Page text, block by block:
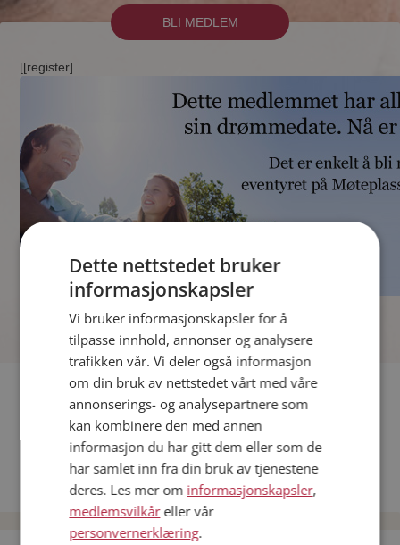
BLI MEDLEM
[[register]
Fler single
Date menn i Norge
Date kvinner i Norge
Dette nettstedet bruker
informasjonskapsler
Vi bruker informasjonskapsler for å
tilpasse innhold, annonser og analysere
trafikken vår. Vi deler også informasjon
om din bruk av nettstedet vårt med våre
annonserings- og analysepartnere som
kan kombinere den med annen
informasjon du har gitt dem eller som de
har samlet inn fra din bruk av tjenestene
deres. Les mer om informasjonskapsler,
medlemsvilkåreller vår
personvernerklæring.